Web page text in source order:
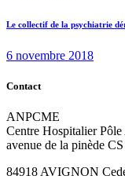
Next
Le collectif de la psychiatrie
6 novembre 2018
Contact
ANPCME
Centre Hospitalier
avenue de la pinède
84918 AVIGNON